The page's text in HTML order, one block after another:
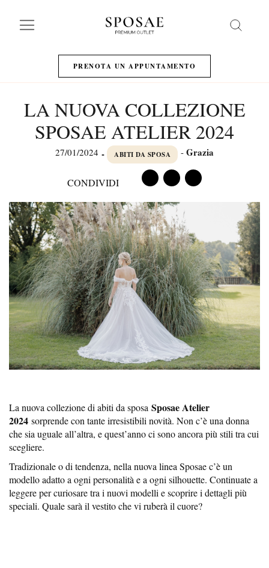
PRENOTA UN APPUNTAMENTO
LA NUOVA COLLEZIONE
SPOSAE ATELIER 2024
27/01/2024 - ABITI DA SPOSA - Grazia
CONDIVIDI
La nuova collezione di abiti da sposa Sposae Atelier
2024 sorprende con tante irresistibili novità. Non c’è una donna
che sia uguale all’altra, e quest’anno ci sono ancora più stili tra cui
scegliere.
Tradizionale o di tendenza, nella nuova linea Sposae c’è un
modello adatto a ogni personalità e a ogni silhouette. Continuate a
leggere per curiosare tra i nuovi modelli e scoprire i dettagli più
speciali. Quale sarà il vestito che vi ruberà il cuore?